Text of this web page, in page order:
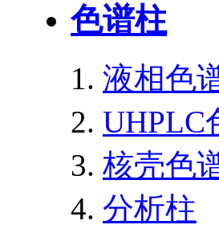
色谱柱
液相色
UHPLC
核壳色
分析柱